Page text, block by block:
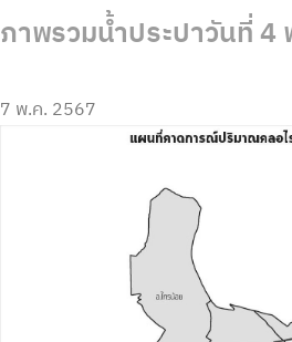
ภาพรวมน้ำประปาวันที่
7 พ.ค. 2567